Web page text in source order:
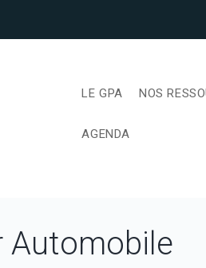
LE GPA NOS
AGENDA
Automobile